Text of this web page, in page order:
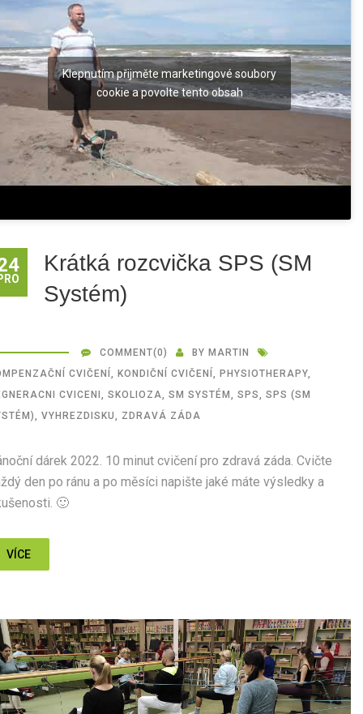
Klepnutím přijměte marketingové soubory
cookie a povolte tento obsah
Krátká rozcvička SPS (SM
Systém)
COMMENT(0) BY MARTIN
CVIČENÍ , KONDIČNÍ CVIČENÍ , PHYSIOTHERAPY,
CVICENI , SKOLIOZA, SM SYSTÉM , SPS, SPS (SM
, VYHREZDISKU, ZDRAVÁ ZÁDA
dárek 2022. 10 minut cvičení pro zdravá záda. Cvičte
den po ránu a po měsíci napište jaké máte výsledky a
🙂
VÍCE